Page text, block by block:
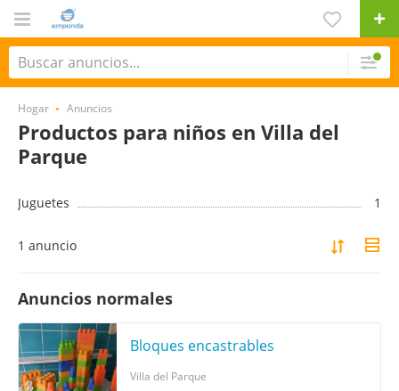
Hogar Anuncios
Productos para niños en Villa del
Parque
Juguetes 1
1 anuncio
Anuncios normales
Bloques encastrables
Villa del Parque